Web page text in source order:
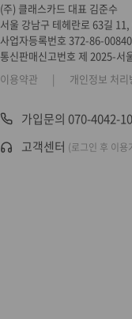
(주) 클래스카드 대표 김준수
서울 강남구 테헤란로 63길
사업자등록번호 372-86-00840
통신판매신고번호 제 2025-서
이용약관
| 개인정보 처리
가입문의 070-4042-
고객센터 (로그인 후 이용